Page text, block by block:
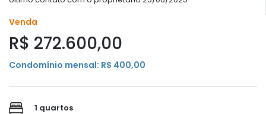
Venda
R$ 272.600,00
Condomínio mensal: R$ 400,00
1 quartos